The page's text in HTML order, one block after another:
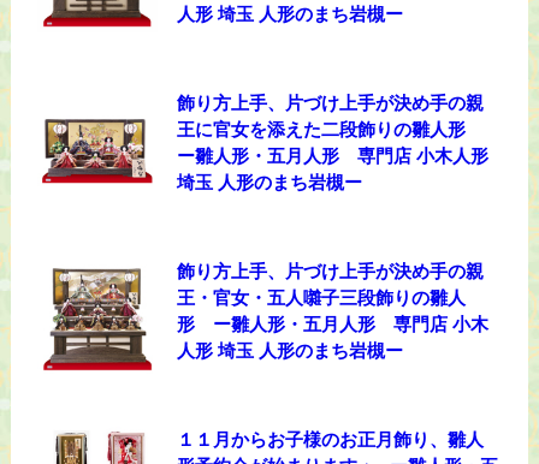
人形 埼玉 人形のまち岩槻ー
飾り方上手、片づけ上手が決め手の親
王に官女を添えた二段飾りの雛人形
ー雛人形・五月人形 専門店 小木人形
埼玉 人形のまち岩槻ー
飾り方上手、片づけ上手が決め手の親
王・官女・五人囃子三段飾りの雛人
形 ー雛人形・五月人形 専門店 小木
人形 埼玉 人形のまち岩槻ー
１１月からお子様のお正月飾り、雛人